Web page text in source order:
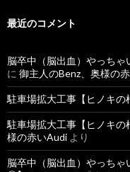
最近のコメント
脳卒中（脳出血）やっち
に 御主人のBenz、奥様の
駐車場拡大工事【ヒノキの
駐車場拡大工事【ヒノキの
様の赤いAudi より
脳卒中（脳出血）やっち